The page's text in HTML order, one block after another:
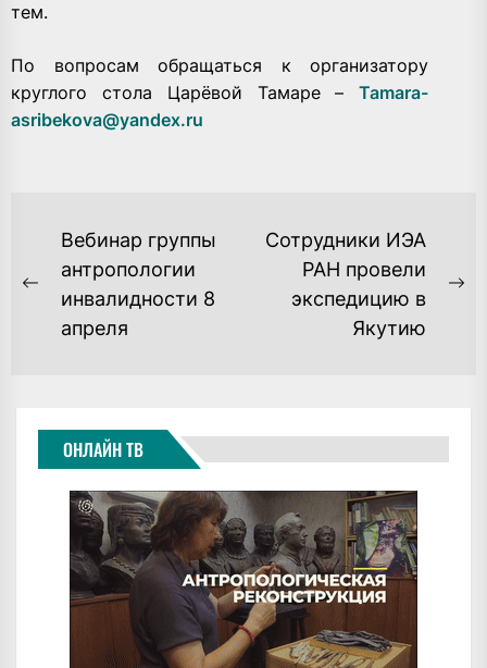
тем.
По вопросам обращаться к организатору
круглого стола Царёвой Тамаре –Tamara-
asribekova@yandex.ru
НАВИГАЦИЯ
ПО
ЗАПИСЯМ
Previous
post:
Вебинар группы
антропологии
инвалидности 8
апреля
Сотрудники ИЭА
РАН провели
экспедицию в
Якутию
ОНЛАЙН ТВ